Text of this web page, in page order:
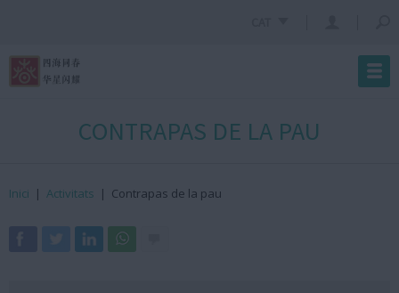
CONTRAPAS DE LA PAU
Inici | Activitats | Contrapas de la pau